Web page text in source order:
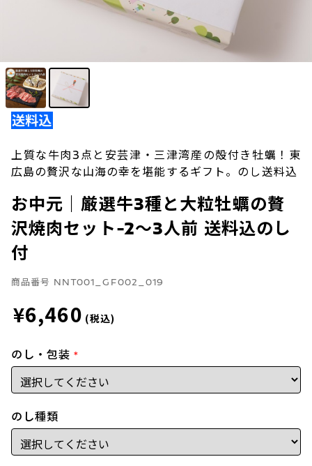
上質な牛肉3点と安芸津・三津湾産の殻付き牡蠣！東
広島の贅沢な山海の幸を堪能するギフト。のし送料込
お中元｜厳選牛3種と大粒牡蠣の贅
沢焼肉セット-2～3人前 送料込のし
付
商品番号 NNT001_GF002_019
¥6,460 (税込)
のし・包装 *
のし種類